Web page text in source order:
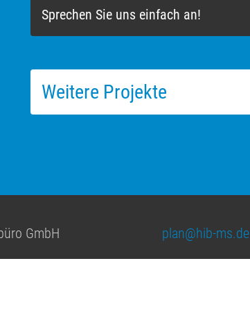
Sprechen Sie uns einfach an!
Weitere Projekte
GmbH
plan@hib-ms.de